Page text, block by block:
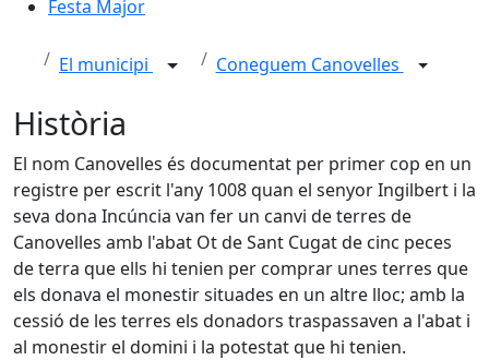
Festa Major
El municipi Coneguem Canovelles
Història
El nom Canovelles és documentat per primer cop en un
registre per escrit l'any 1008 quan el senyor Ingilbert i la
seva dona Incúncia van fer un canvi de terres de
Canovelles amb l'abat Ot de Sant Cugat de cinc peces
de terra que ells hi tenien per comprar unes terres que
els donava el monestir situades en un altre lloc; amb la
cessió de les terres els donadors traspassaven a l'abat i
al monestir el domini i la potestat que hi tenien.